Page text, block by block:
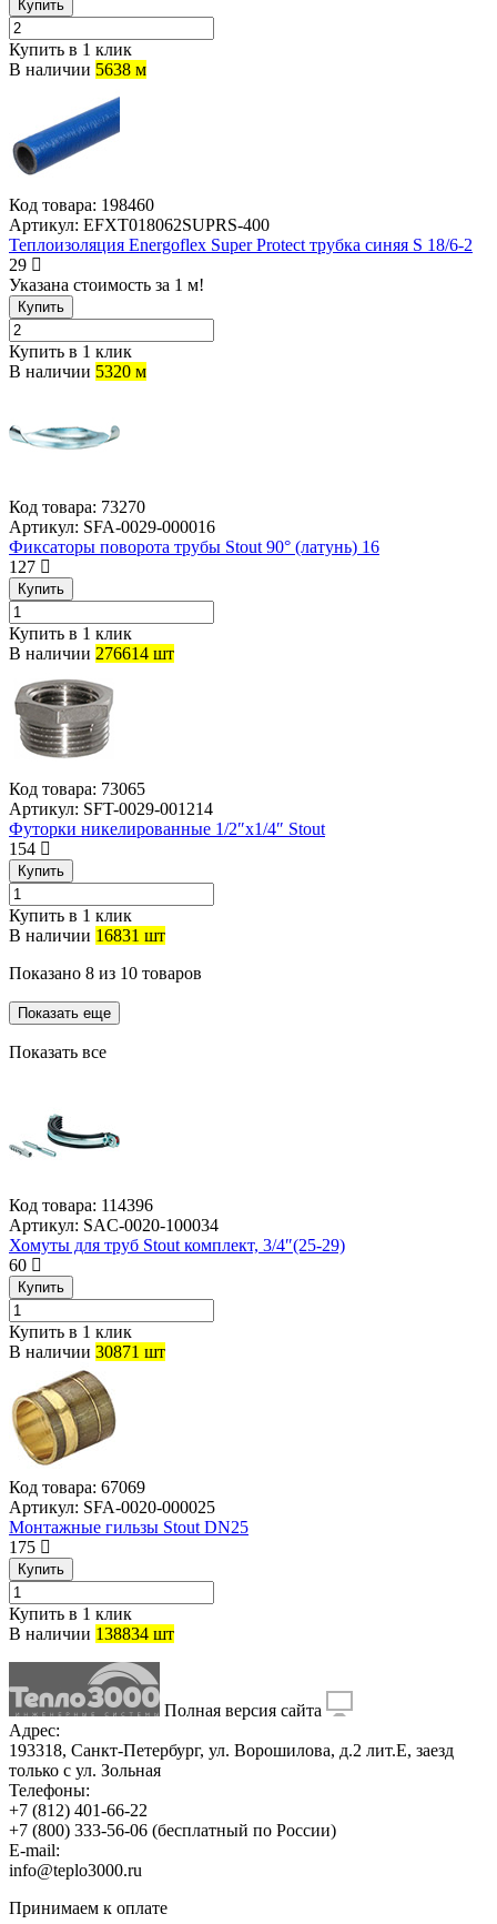
Купить
Купить в 1 клик
В наличии 5638 м
Код товара: 198460
Артикул: EFXT018062SUPRS-400
Теплоизоляция Energoflex Super Protect трубка синяя S 18/6-2
29
Указана стоимость за 1 м!
Купить
Купить в 1 клик
В наличии 5320 м
Код товара: 73270
Артикул: SFA-0029-000016
Фиксаторы поворота трубы Stout 90° (латунь) 16
127
Купить
Купить в 1 клик
В наличии 276614 шт
Код товара: 73065
Артикул: SFT-0029-001214
Футорки никелированные 1/2″х1/4″ Stout
154
Купить
Купить в 1 клик
В наличии 16831 шт
Показано 8 из 10 товаров
Показать еще
Показать все
Код товара: 114396
Артикул: SAC-0020-100034
Хомуты для труб Stout комплект, 3/4″(25-29)
60
Купить
Купить в 1 клик
В наличии 30871 шт
Код товара: 67069
Артикул: SFA-0020-000025
Монтажные гильзы Stout DN25
175
Купить
Купить в 1 клик
В наличии 138834 шт
Полная версия сайта
Адрес:
193318, Санкт-Петербург, ул. Ворошилова, д.2 лит.Е, заезд
только с ул. Зольная
Телефоны:
+7 (812) 401-66-22
+7 (800) 333-56-06 (бесплатный по России)
E-mail:
info@teplo3000.ru
Принимаем к оплате